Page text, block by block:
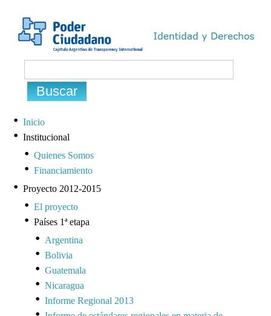
Inicio
Institucional
Quienes Somos
Financiamiento
Proyecto 2012-2015
El proyecto
Países 1ª etapa
Argentina
Bolivia
Guatemala
Nicaragua
Informe Regional 2013